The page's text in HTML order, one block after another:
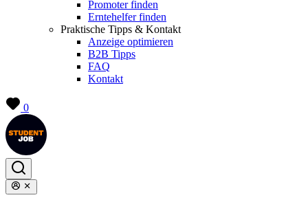
Promoter finden
Erntehelfer finden
Praktische Tipps & Kontakt
Anzeige optimieren
B2B Tipps
FAQ
Kontakt
0